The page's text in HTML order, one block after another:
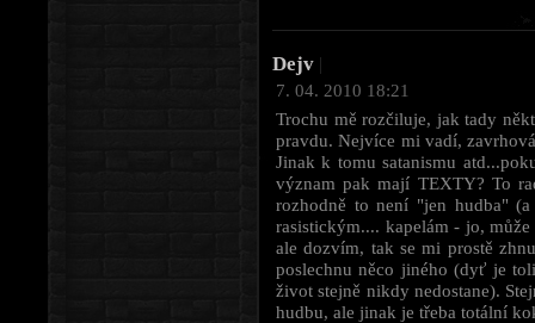
Dejv |
7. 04. 2010 18:21
Trochu mě rozčiluje, jak tady
pravdu. Nejvíce mi vadí,
Jinak k tomu satanismu
význam pak mají TEXTY? To
rozhodně to není "jen hudba"
rasistickým.... kapelám - jo,
ale dozvím, tak se mi prostě
poslechnu něco jiného (dyť je
život stejně nikdy nedostane).
hudbu, ale jinak je třeba totální